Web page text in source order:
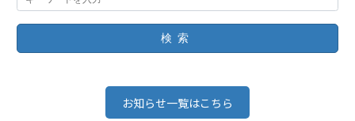
検索
お知らせ一覧はこちら